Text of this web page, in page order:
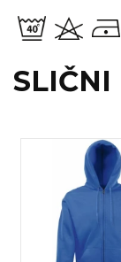
OLOVKE
PRIVESCI &
TORBE &
TEKSTIL
RADNA
SLIČNI